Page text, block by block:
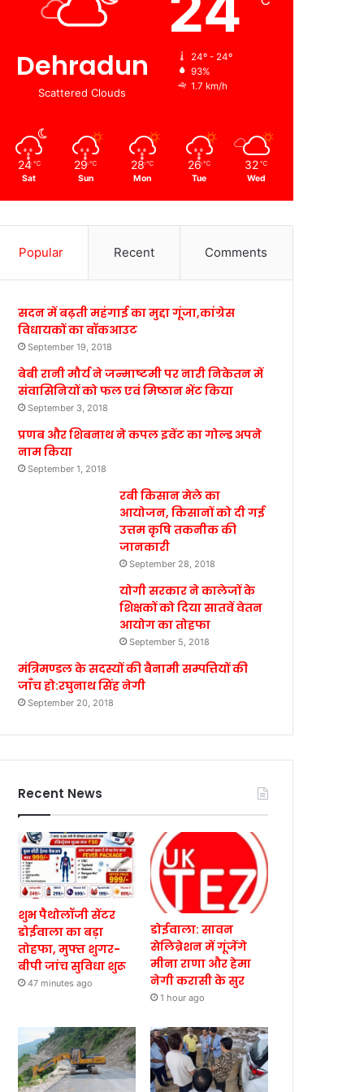
Dehradun
Scattered Clouds
24º - 24º
93%
1.7 km/h
24 ℃
Sat
29 ℃
Sun
28 ℃
Mon
26 ℃
Tue
32 ℃
Wed
Popular Recent Comments
सदन में बढ़ती महंगाई का मुद्दा गूंजा,कांग्रेस
विधायकों का वॉकआउट
September 19, 2018
बेबी रानी मौर्य ने जन्माष्टमी पर नारी निकेतन में
संवासिनियों को फल एवं मिष्ठान भेंट किया
September 3, 2018
प्रणब और शिबनाथ ने कपल इवेंट का गोल्ड अपने
नाम किया
September 1, 2018
रबी किसान मेले का
आयोजन, किसानों को दी गई
उत्तम कृषि तकनीक की
जानकारी
September 28, 2018
योगी सरकार ने कालेजों के
शिक्षकों को दिया सातवें वेतन
आयोग का तोहफा
September 5, 2018
मंत्रिमण्डल के सदस्यों की बैनामी सम्पत्तियों की
जाँच हो:रघुनाथ सिंह नेगी
September 20, 2018
Recent News
शुभ पैथोलॉजी सेंटर
डोईवाला का बड़ा
तोहफा, मुफ्त शुगर-
बीपी जांच सुविधा शुरू
47 minutes ago
डोईवाला: सावन
सेलिब्रेशन में गूंजेंगे
मीना राणा और हेमा
नेगी करासी के सुर
1 hour ago